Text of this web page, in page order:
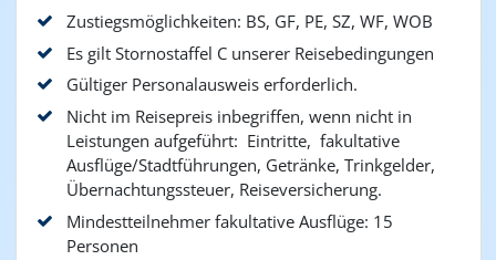
Zustiegsmöglichkeiten: BS, GF, PE, SZ, WF, WOB
Es gilt Stornostaffel C unserer Reisebedingungen
Gültiger Personalausweis erforderlich.
Nicht im Reisepreis inbegriffen, wenn nicht in
Leistungen aufgeführt: Eintritte, fakultative
Ausflüge/Stadtführungen, Getränke, Trinkgelder,
Übernachtungssteuer, Reiseversicherung.
Mindestteilnehmer fakultative Ausflüge: 15
Personen